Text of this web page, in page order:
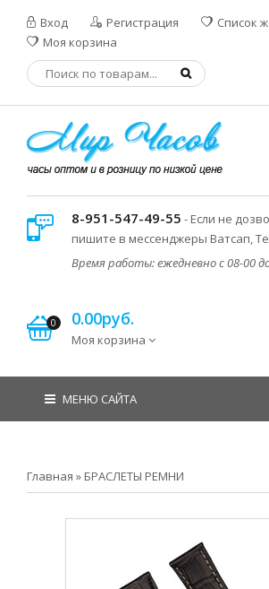
Вход Регистрация
Список
Моя корзина
8-951-547-49-55 - Если не
пишите в мессенджеры Ватсап,
Время работы: ежедневно с 08-00
0 0.00руб.
Моя корзина
МЕНЮ САЙТА
Главная » БРАСЛЕТЫ РЕМНИ